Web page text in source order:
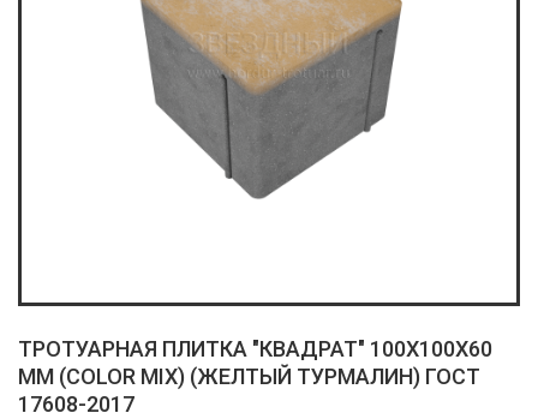
ТРОТУАРНАЯ ПЛИТКА "КВАДРАТ" 100X100X60
ММ (COLOR MIX) (ЖЕЛТЫЙ ТУРМАЛИН) ГОСТ
17608-2017